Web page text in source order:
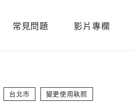
常見問題 影片專欄
台北市 變更使用執照